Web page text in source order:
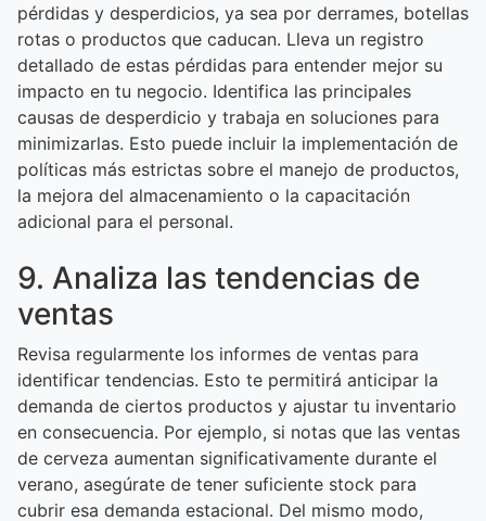
pérdidas y desperdicios, ya sea por derrames, botellas
rotas o productos que caducan. Lleva un registro
detallado de estas pérdidas para entender mejor su
impacto en tu negocio. Identifica las principales
causas de desperdicio y trabaja en soluciones para
minimizarlas. Esto puede incluir la implementación de
políticas más estrictas sobre el manejo de productos,
la mejora del almacenamiento o la capacitación
adicional para el personal.
9. Analiza las tendencias de
ventas
Revisa regularmente los informes de ventas para
identificar tendencias. Esto te permitirá anticipar la
demanda de ciertos productos y ajustar tu inventario
en consecuencia. Por ejemplo, si notas que las ventas
de cerveza aumentan significativamente durante el
verano, asegúrate de tener suficiente stock para
cubrir esa demanda estacional. Del mismo modo,